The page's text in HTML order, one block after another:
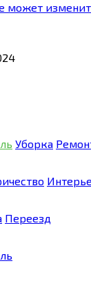
может
Уборка
Переезд